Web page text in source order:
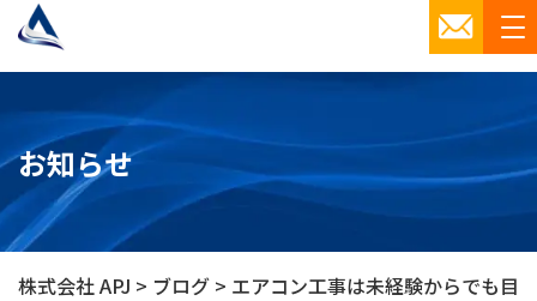
お知らせ
株式会社 APJ > ブログ > エアコン工事は未経験からでも目